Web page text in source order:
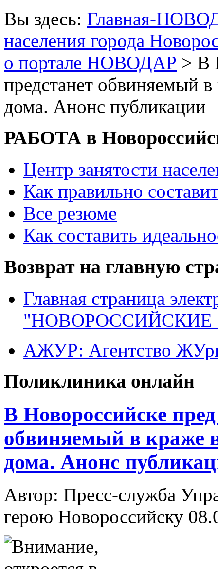
Вы здесь: Главная-
населения города
о портале НОВОДАР > В
предстанет обвиняемый
дома. Анонс публикации
РАБОТА в
Центр занятости
Как правильно
Все резюме
Как составить
Возврат на главную
Главная страница
"НОВОРОССИЙСКИЕ
АЖУР: Агентство
Поликлиника онлайн
В Новороссийске
обвиняемый в краже
дома. Анонс
Автор: Пресс-служба
герою Новороссийску